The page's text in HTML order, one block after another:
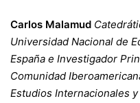
Carlos Malamud
Universidad Nacional de
España e Investigador
Comunidad
Estudios Internacionales